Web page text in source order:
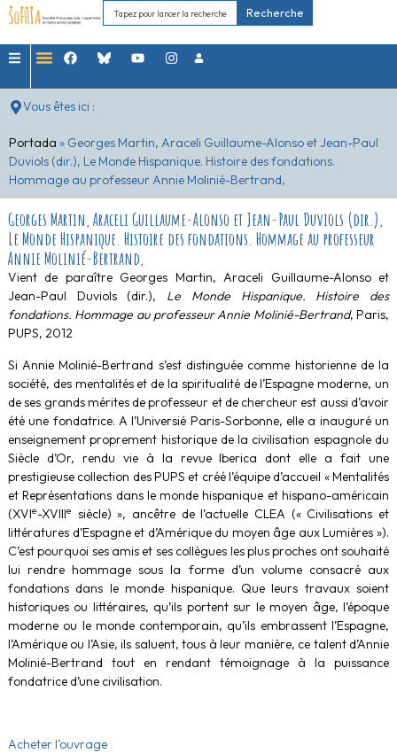
Recherche
Vous êtes ici :
Portada » Georges Martin, Araceli Guillaume-Alonso et Jean-Paul
Duviols (dir.), Le Monde Hispanique. Histoire des fondations.
Hommage au professeur Annie Molinié-Bertrand,
Georges Martin, Araceli Guillaume-Alonso et Jean-Paul Duviols (dir.),
Le Monde Hispanique. Histoire des fondations. Hommage au professeur
Annie Molinié-Bertrand,
Vient de paraître Georges Martin, Araceli Guillaume-Alonso et
Jean-Paul Duviols (dir.), Le Monde Hispanique. Histoire des
fondations. Hommage au professeur Annie Molinié-Bertrand, Paris,
PUPS, 2012
Si Annie Molinié-Bertrand s’est distinguée comme historienne de la
société, des mentalités et de la spiritualité de l’Espagne moderne, un
de ses grands mérites de professeur et de chercheur est aussi d’avoir
été une fondatrice. A l’Universié Paris-Sorbonne, elle a inauguré un
enseignement proprement historique de la civilisation espagnole du
Siècle d’Or, rendu vie à la revue Iberica dont elle a fait une
prestigieuse collection des PUPS et créé l’équipe d’accueil « Mentalités
et Représentations dans le monde hispanique et hispano-américain
(XVIe-XVIIIe siècle) », ancêtre de l’actuelle CLEA (« Civilisations et
littératures d’Espagne et d’Amérique du moyen âge aux Lumières »).
C’est pourquoi ses amis et ses collègues les plus proches ont souhaité
lui rendre hommage sous la forme d’un volume consacré aux
fondations dans le monde hispanique. Que leurs travaux soient
historiques ou littéraires, qu’ils portent sur le moyen âge, l’époque
moderne ou le monde contemporain, qu’ils embrassent l’Espagne,
l’Amérique ou l’Asie, ils saluent, tous à leur manière, ce talent d’Annie
Molinié-Bertrand tout en rendant témoignage à la puissance
fondatrice d’une civilisation.
Acheter l’ouvrage